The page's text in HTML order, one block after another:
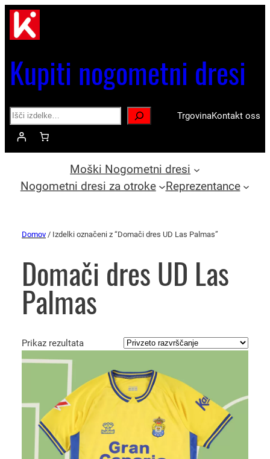
Kupiti nogometni dresi
Search TrgovinaKontakt oss
Moški Nogometni dresi
Nogometni dresi za otroke
Reprezentance
Domov / Izdelki označeni z “Domači dres UD Las Palmas”
Domači dres UD Las
Palmas
Prikaz rezultata